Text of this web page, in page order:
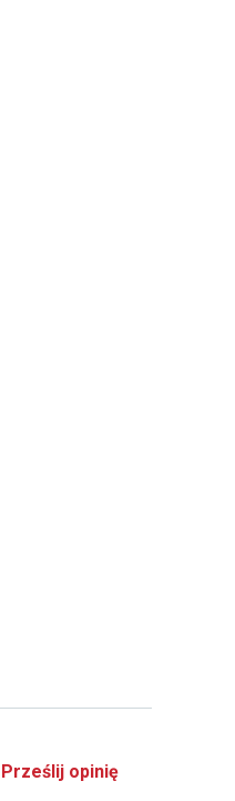
Prześlij opinię